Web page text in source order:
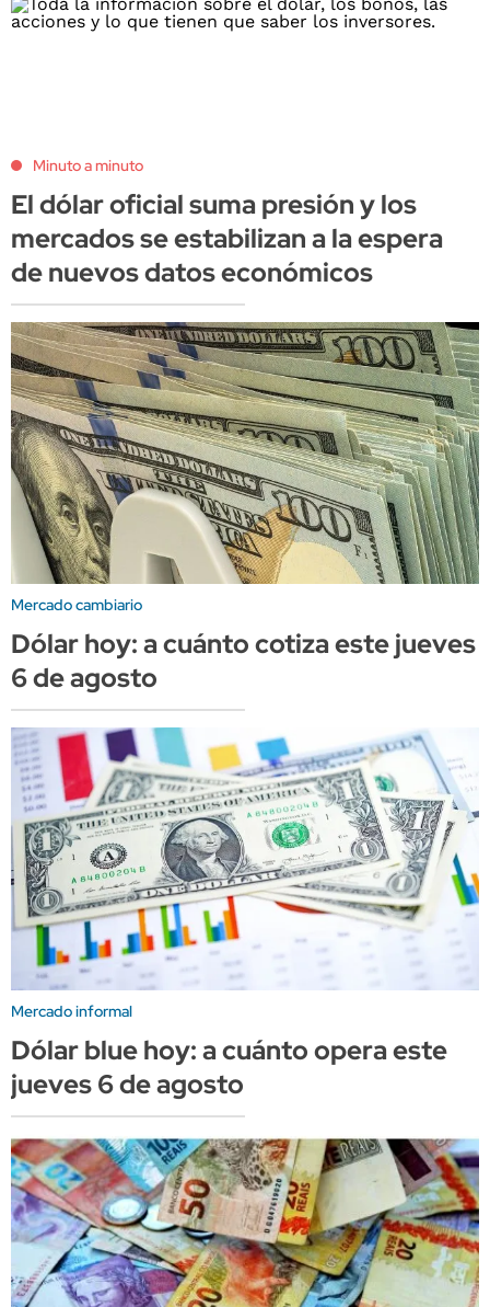
Minuto a minuto
El dólar oficial suma presión y los
mercados se estabilizan a la espera
de nuevos datos económicos
Mercado cambiario
Dólar hoy: a cuánto cotiza este jueves
6 de agosto
Mercado informal
Dólar blue hoy: a cuánto opera este
jueves 6 de agosto